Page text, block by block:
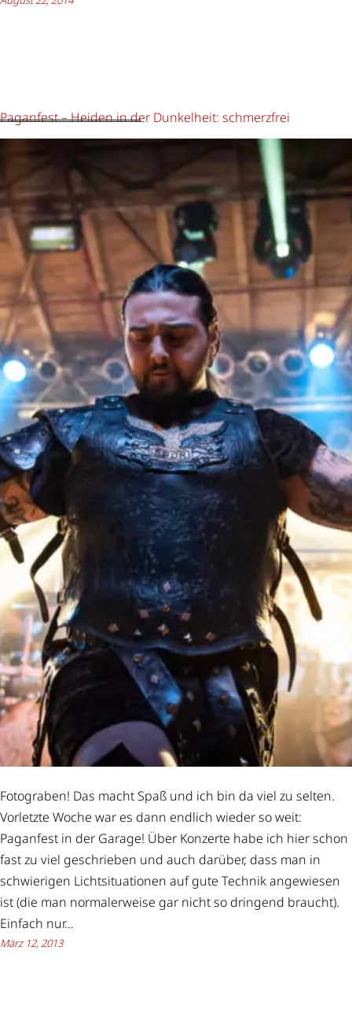
Paganfest – Heiden in der Dunkelheit: schmerzfrei
Fotograben! Das macht Spaß und ich bin da viel zu selten.
Vorletzte Woche war es dann endlich wieder so weit:
Paganfest in der Garage! Über Konzerte habe ich hier schon
fast zu viel geschrieben und auch darüber, dass man in
schwierigen Lichtsituationen auf gute Technik angewiesen
ist (die man normalerweise gar nicht so dringend braucht).
Einfach nur…
März 12, 2013